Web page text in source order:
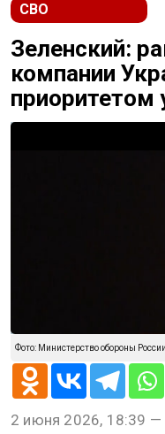
СВО
Зеленский:
компании
Фото: Министерство обороны России
2 июня 2026, 18:39